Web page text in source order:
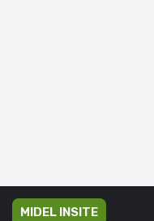
MIDEL INSITE